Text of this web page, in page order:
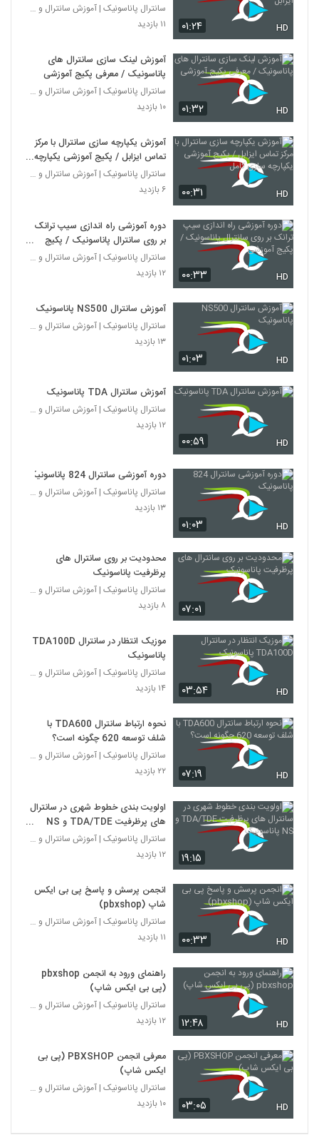
۰۱:۲۴ HD
سانترال پاناسونیک | آموزش سانترال و ویپ
۱۱ بازدید
۰۱:۳۲ HD
آموزش لینک سازی سانترال های
پاناسونیک / معرفی پکیج آموزشی
سانترال پاناسونیک | آموزش سانترال و ویپ
۱۰ بازدید
۰۰:۳۱ HD
آموزش یکپارچه سازی سانترال با مرکز
تماس ایزابل / پکیج آموزشی یکپارچه
سازی کامل
سانترال پاناسونیک | آموزش سانترال و ویپ
۶ بازدید
۰۰:۳۳ HD
دوره آموزشی راه اندازی سیپ ترانک
بر روی سانترال پاناسونیک / پکیج
آموزشی
سانترال پاناسونیک | آموزش سانترال و ویپ
۱۲ بازدید
۰۱:۰۳ HD
آموزش سانترال NS500 پاناسونیک
سانترال پاناسونیک | آموزش سانترال و ویپ
۱۳ بازدید
۰۰:۵۹ HD
آموزش سانترال TDA پاناسونیک
سانترال پاناسونیک | آموزش سانترال و ویپ
۱۲ بازدید
۰۱:۰۳ HD
دوره آموزشی سانترال 824 پاناسونیک
سانترال پاناسونیک | آموزش سانترال و ویپ
۱۳ بازدید
۰۷:۰۱
محدودیت بر روی سانترال های
پرظرفیت پاناسونیک
سانترال پاناسونیک | آموزش سانترال و ویپ
۸ بازدید
۰۳:۵۴ HD
موزیک انتظار در سانترال TDA100D
پاناسونیک
سانترال پاناسونیک | آموزش سانترال و ویپ
۱۴ بازدید
۰۷:۱۹ HD
نحوه ارتباط سانترال TDA600 با
شلف توسعه 620 چگونه است؟
سانترال پاناسونیک | آموزش سانترال و ویپ
۲۲ بازدید
۱۹:۱۵
اولویت بندی خطوط شهری در سانترال
های پرظرفیت TDA/TDE و NS
پاناسونیک
سانترال پاناسونیک | آموزش سانترال و ویپ
۱۲ بازدید
۰۰:۳۳ HD
انجمن پرسش و پاسخ پی بی ایکس
شاپ (pbxshop)
سانترال پاناسونیک | آموزش سانترال و ویپ
۱۱ بازدید
۱۲:۴۸ HD
راهنمای ورود به انجمن pbxshop
(پی بی ایکس شاپ)
سانترال پاناسونیک | آموزش سانترال و ویپ
۱۲ بازدید
۰۳:۰۵ HD
معرفی انجمن PBXSHOP (پی بی
ایکس شاپ)
سانترال پاناسونیک | آموزش سانترال و ویپ
۱۰ بازدید